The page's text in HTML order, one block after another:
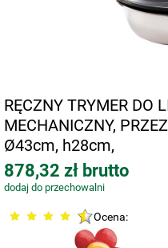
RĘCZNY TRYMER DO
MECHANICZNY,
Ø43cm, h28cm,
878,32 zł brutto
dodaj do przechowalni
Ocena: